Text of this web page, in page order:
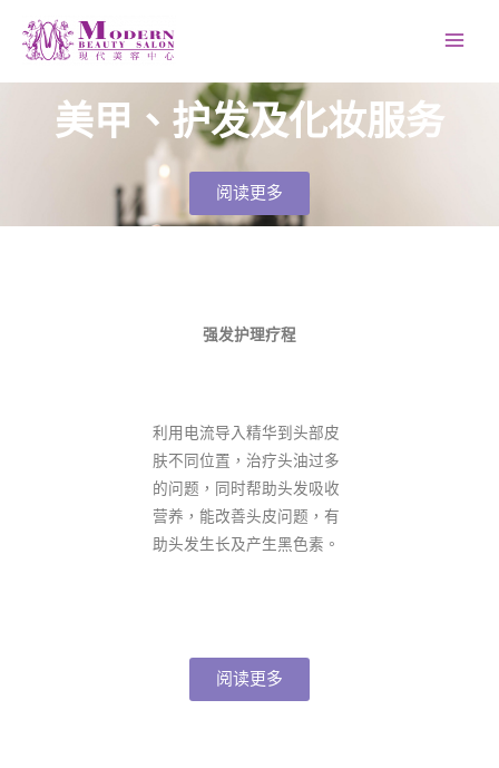
美甲、护发及化妆服务
阅读更多
强发护理疗程
利用电流导入精华到头部皮
肤不同位置，治疗头油过多
的问题，同时帮助头发吸收
营养，能改善头皮问题，有
助头发生长及产生黑色素。
阅读更多